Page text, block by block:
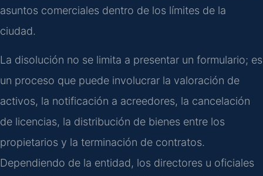
asuntos comerciales dentro de los límites de la
ciudad.
La disolución no se limita a presentar un formulario; es
un proceso que puede involucrar la valoración de
activos, la notificación a acreedores, la cancelación
de licencias, la distribución de bienes entre los
propietarios y la terminación de contratos.
Dependiendo de la entidad, los directores u oficiales